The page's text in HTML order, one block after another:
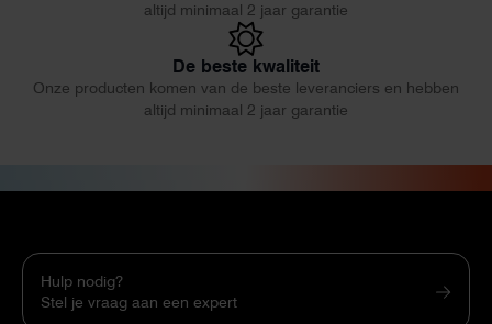
altijd minimaal 2 jaar garantie
De beste kwaliteit
Onze producten komen van de beste leveranciers en hebben
altijd minimaal 2 jaar garantie
Hulp nodig?
Stel je vraag aan een expert